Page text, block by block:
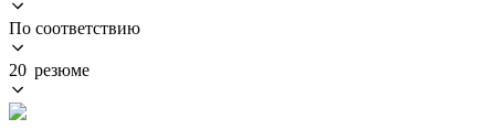
По соответствию
20 резюме